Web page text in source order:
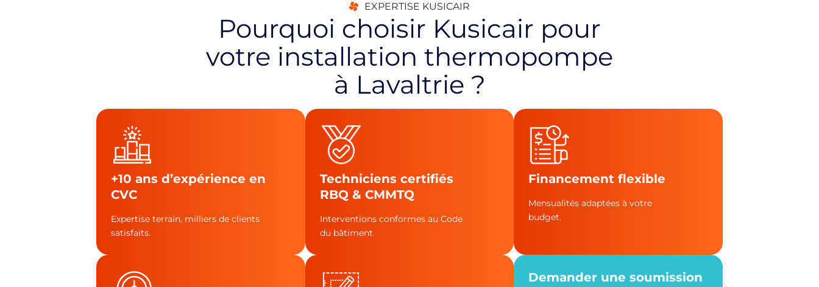
EXPERTISE KUSICAIR
Pourquoi choisir Kusicair pour
votre installation thermopompe
à Lavaltrie ?
+10 ans d’expérience en
CVC
Expertise terrain, milliers de clients
satisfaits.
Techniciens certifiés
RBQ & CMMTQ
Interventions conformes au Code
du bâtiment.
Financement flexible
Mensualités adaptées à votre
budget.
Demander une soumission